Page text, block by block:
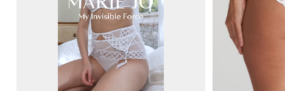
Marie Jo Jhana Beugel BH (Zwart)
Marie Jo
30% korting
110,00